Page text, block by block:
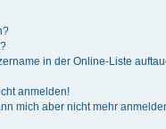
in der Online-Liste
anmelden!
mich aber nicht mehr